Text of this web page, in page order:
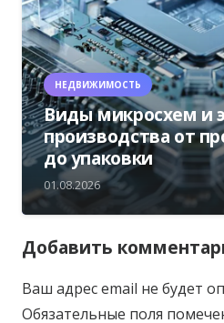
НЕДВИЖИМОСТЬ
Виды микросхем и
производства от
до упаковки
01.08.2026
Добавить
Ваш адрес email не будет
Обязательные поля